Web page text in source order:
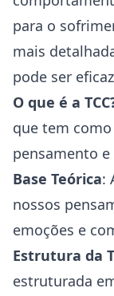
para o
mais
pode ser
O que é a
que tem
pensamento
Base Teórica:
nossos
emoções e
Estrutura da
estruturada